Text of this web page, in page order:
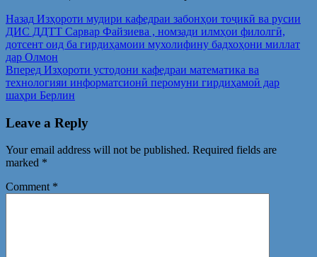
Post
navigation
Назад Предыдущая
запись:
Изҳороти мудири кафедраи забонҳои тоҷикӣ ва русии
ДИС ДДТТ Сарвар Файзиева , номзади илмҳои филолгӣ,
дотсент оид ба гирдиҳамоии мухолифину бадхоҳони миллат
дар Олмон
Вперед Следующая
запись:
Изҳороти устодони кафедраи математика ва
технологияи информатсионӣ перомуни гирдиҳамоӣ дар
шаҳри Берлин
Leave a Reply
Your email address will not be published. Required fields are
marked *
Comment *